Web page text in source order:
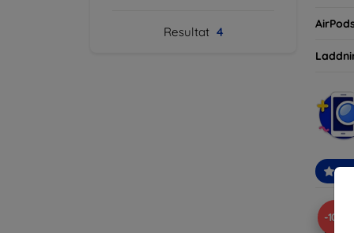
Resultat 4
AirPods
-10%